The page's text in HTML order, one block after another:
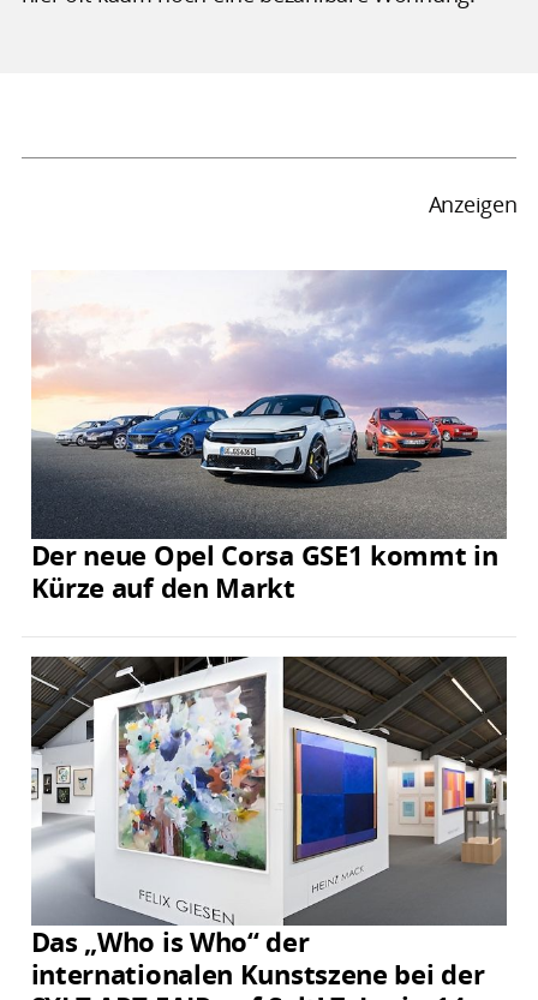
Anzeigen
Der neue Opel Corsa GSE1 kommt in
Kürze auf den Markt
Das „Who is Who“ der
internationalen Kunstszene bei der